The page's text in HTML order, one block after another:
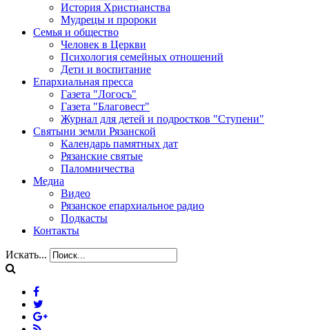
История Христианства
Мудрецы и пророки
Семья и общество
Человек в Церкви
Психология семейных отношений
Дети и воспитание
Епархиальная пресса
Газета "Логосъ"
Газета "Благовест"
Журнал для детей и подростков "Ступени"
Святыни земли Рязанской
Календарь памятных дат
Рязанские святые
Паломничества
Медиа
Видео
Рязанское епархиальное радио
Подкасты
Контакты
Искать...